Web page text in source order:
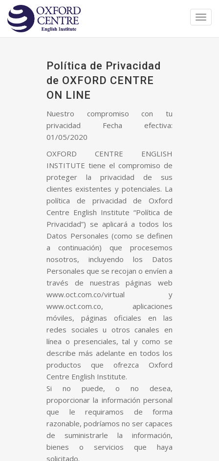
Política de Privacidad
de OXFORD CENTRE
ON LINE
Nuestro compromiso con tu
privacidad Fecha efectiva:
01/05/2020
OXFORD CENTRE ENGLISH
INSTITUTE tiene el compromiso de
proteger la privacidad de sus
clientes existentes y potenciales. La
política de privacidad de Oxford
Centre English Institute “Política de
Privacidad”) se aplicará a todos los
Datos Personales (como se definen
a continuación) que procesemos
nosotros, incluyendo los Datos
Personales que se recojan o envíen a
través de nuestras páginas web
www.oct.com.co/virtual y
www.oct.com.co, aplicaciones
móviles, páginas oficiales en las
redes sociales u otros canales en
línea o presenciales, tal y como se
describe más adelante en todos los
productos que ofrezca Oxford
Centre English Institute.
Si no puede, o no desea,
proporcionar la información personal
que le requiramos de forma
razonable, podríamos no ser capaces
de suministrarle la información,
bienes o servicios que haya
solicitado.